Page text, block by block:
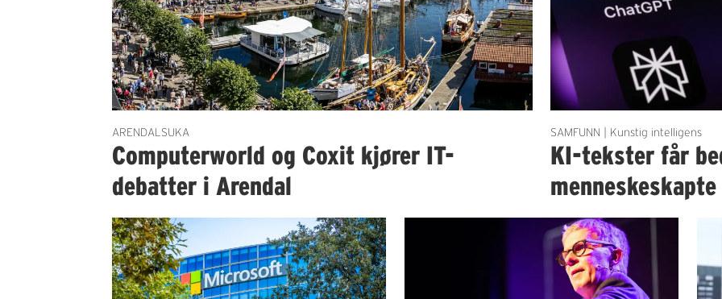
ARENDALSUKA
Computerworld og Coxit kjører IT-
debatter i Arendal
SAMFUNN | Kunstig intelligens
KI-tekster får
menneskeskapte